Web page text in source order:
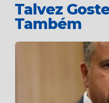
Talvez
Também